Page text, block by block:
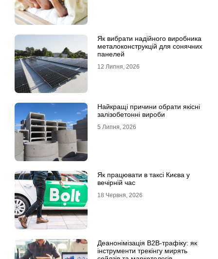
Як вибрати надійного виробника
металоконструкцій для сонячних
панелей
12 Липня, 2026
Найкращі причини обрати якісні
залізобетонні вироби
5 Липня, 2026
Як працювати в таксі Києва у
вечірній час
18 Червня, 2026
Деанонімізація B2B-трафіку: як
інструменти трекінгу мирять